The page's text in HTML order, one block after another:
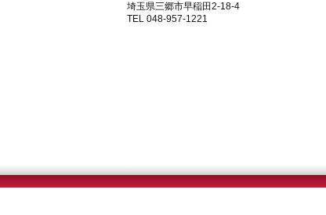
埼玉県三郷市早稲田2-18-4
TEL 048-957-1221